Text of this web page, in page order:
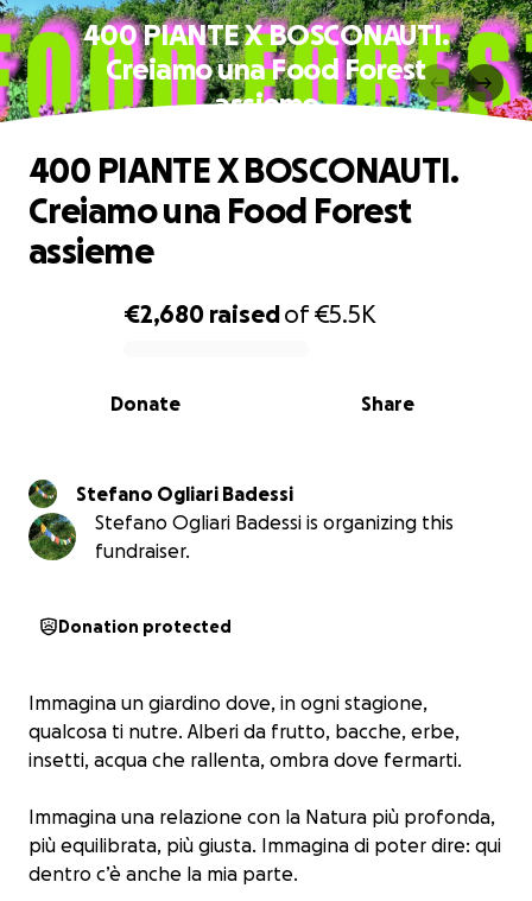
400 PIANTE X BOSCONAUTI.
Creiamo una Food Forest
assieme
0% complete
€2,680 raisedof€5.5K
Share
Donate
400 PIANTE X BOSCONAUTI.
Creiamo una Food Forest
assieme
Stefano Ogliari Badessi
Stefano Ogliari Badessi is organizing this
fundraiser.
Donation protected
Immagina un giardino dove, in ogni stagione,
qualcosa ti nutre. Alberi da frutto, bacche, erbe,
insetti, acqua che rallenta, ombra dove fermarti.
Immagina una relazione con la Natura più profonda,
più equilibrata, più giusta. Immagina di poter dire: qui
dentro c’è anche la mia parte.